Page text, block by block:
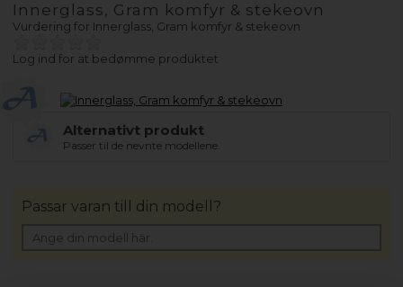
Innerglass, Gram komfyr & stekeovn
Vurdering for Innerglass, Gram komfyr & stekeovn
Log ind for at bedømme produktet
Alternativt produkt
Passer til de nevnte modellene.
Passar varan till din modell?